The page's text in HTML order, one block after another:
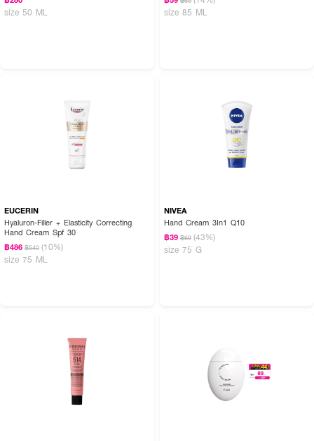
size 50 ML
size 85 ML
EUCERIN
Hyaluron-Filler + Elasticity Correcting
Hand Cream Spf 30
฿486 ฿540 (10%)
size 75 ML
NIVEA
Hand Cream 3In1 Q10
฿39 ฿69 (43%)
size 75 G